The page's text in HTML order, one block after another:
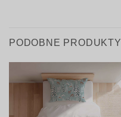
PODOBNE PRODUKTY